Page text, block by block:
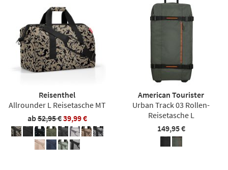
Reisenthel
Allrounder L Reisetasche MT
ab52,95 €39,99 €
American Tourister
Urban Track 03 Rollen-
Reisetasche L
149,95 €